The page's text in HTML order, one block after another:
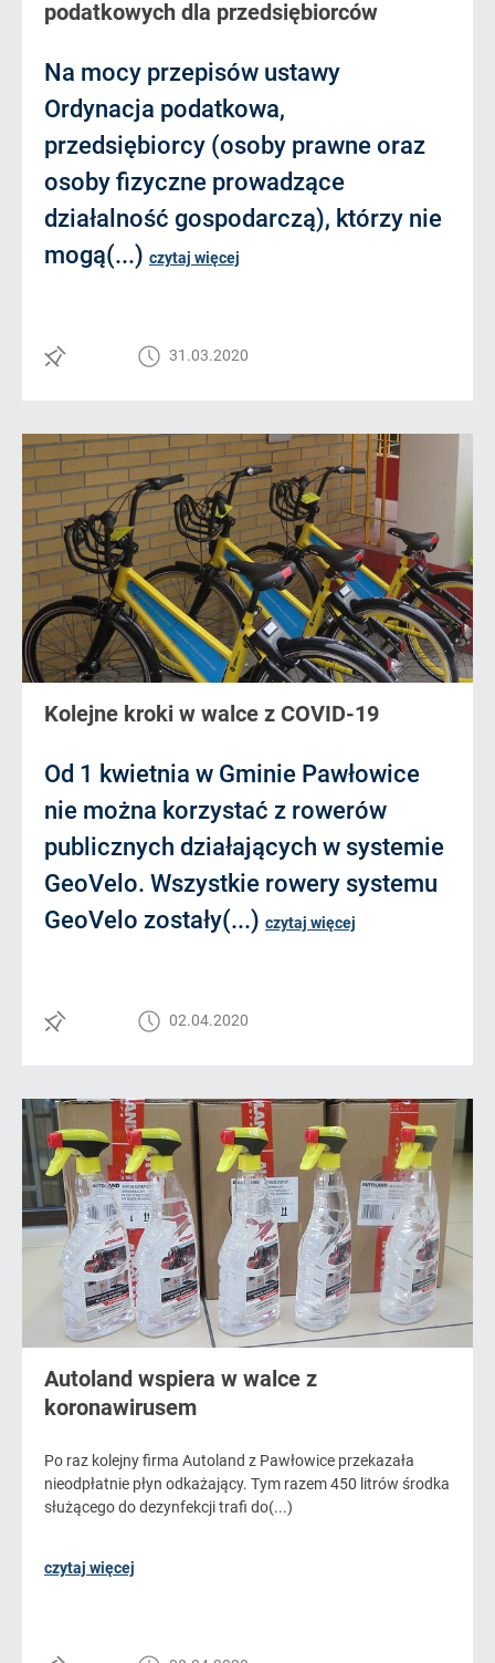
podatkowych dla przedsiębiorców
Na mocy przepisów ustawy
Ordynacja podatkowa,
przedsiębiorcy (osoby prawne oraz
osoby fizyczne prowadzące
działalność gospodarczą), którzy nie
mogą(...) czytaj więcej
31.03.2020
Kolejne kroki w walce z COVID-19
Od 1 kwietnia w Gminie Pawłowice
nie można korzystać z rowerów
publicznych działających w systemie
GeoVelo. Wszystkie rowery systemu
GeoVelo zostały(...) czytaj więcej
02.04.2020
Autoland wspiera w walce z
koronawirusem
Po raz kolejny firma Autoland z Pawłowice przekazała
nieodpłatnie płyn odkażający. Tym razem 450 litrów środka
służącego do dezynfekcji trafi do(...)
czytaj więcej